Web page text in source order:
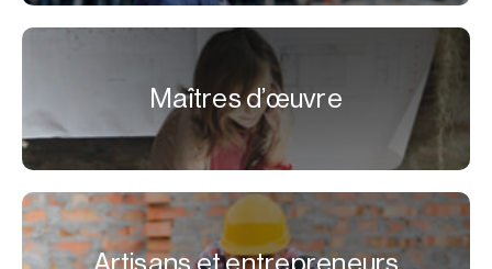
Maîtres d’œuvre
Artisans et entrepreneurs